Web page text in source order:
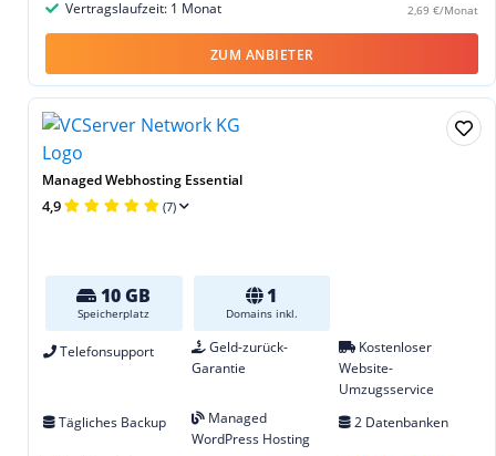
2,69 €/Monat
Vertragslaufzeit: 1 Monat
ZUM ANBIETER
Managed Webhosting Essential
4,9 (7)
10 GB
Speicherplatz
1
Domains inkl.
Telefonsupport
Geld-zurück-
Garantie
Kostenloser
Website-
Umzugsservice
Tägliches Backup
Managed
WordPress Hosting
2 Datenbanken